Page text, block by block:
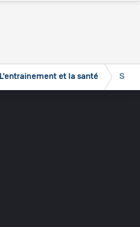
L'entrainement et la santé